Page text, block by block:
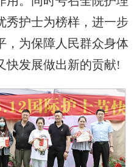
秀护士为榜样，进一步
，为保障人民群众身体
快发展做出新的贡献!